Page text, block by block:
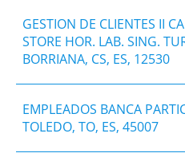
GESTION DE CLIENTES II
STORE HOR. LAB. SING.
BORRIANA, CS, ES, 12530
EMPLEADOS BANCA
TOLEDO, TO, ES, 45007